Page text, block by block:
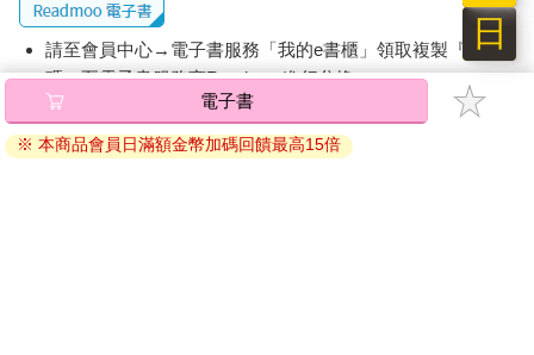
請至會員中心→電子書服務「我的e書櫃」領取複製『兌換
碼』至電子書服務商Readmoo進行兌換。
退換貨須知：
因版權保護，您在金石堂所購買的電子書僅能以金石堂專屬
電子書
※ 本商品會員日滿額金幣加碼回饋最高15倍
日